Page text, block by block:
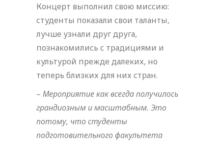
Концерт выполнил свою миссию:
студенты показали свои таланты,
лучше узнали друг друга,
познакомились с традициями и
культурой прежде далеких, но
теперь близких для них стран.
– Мероприятие как всегда получилось
грандиозным и масштабным. Это
потому, что студенты
подготовительного факультета